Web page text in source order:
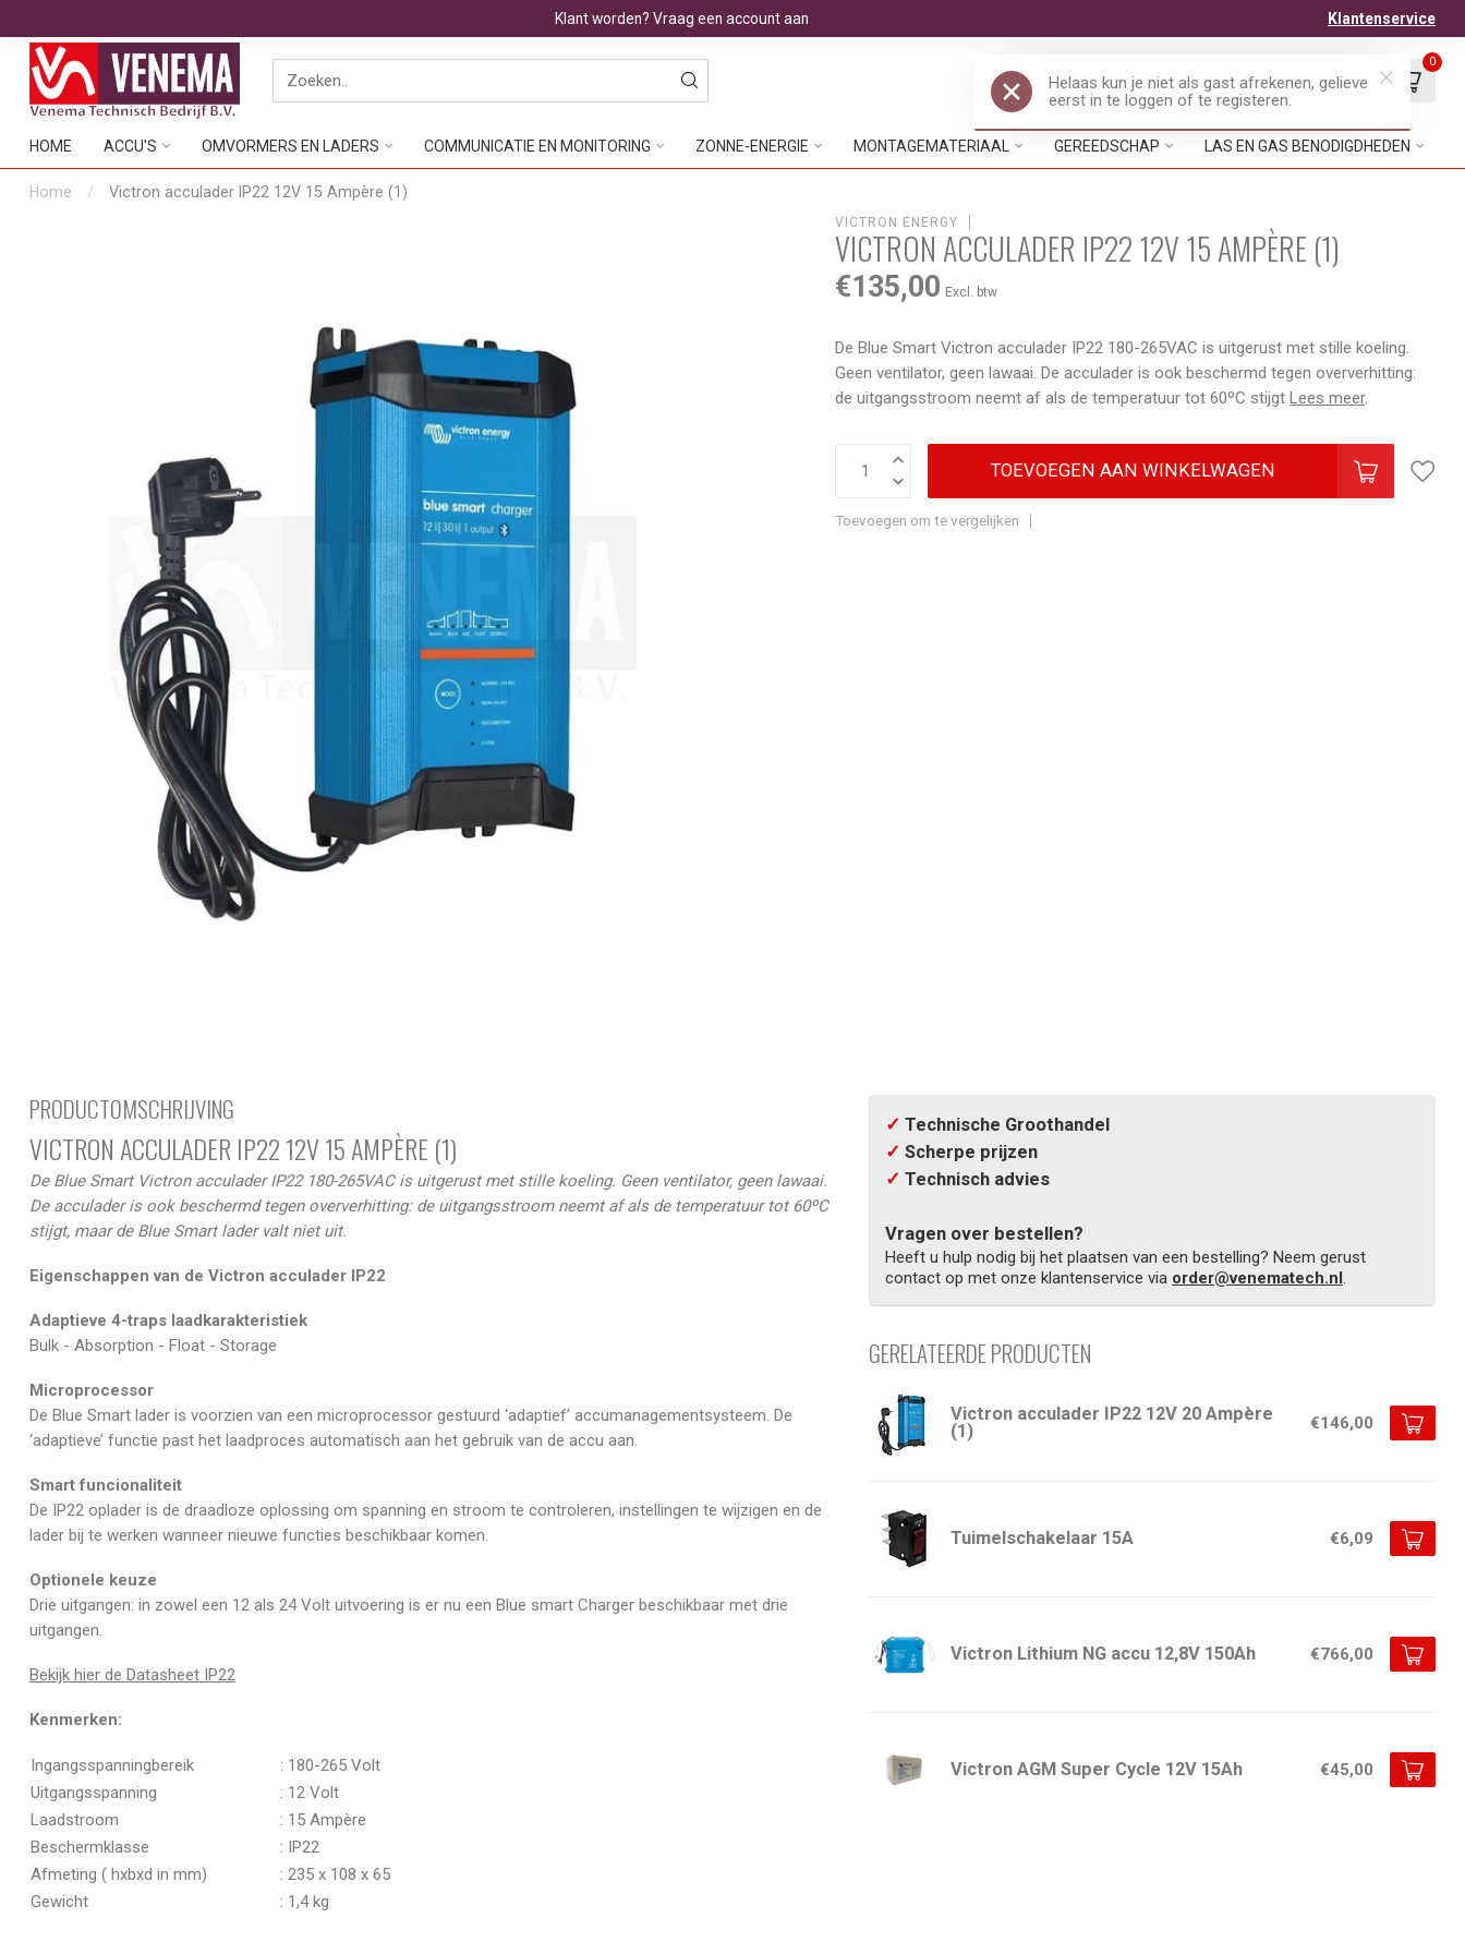
Klant worden? Vraag een account aan Klantenservice
EUR Mijn account Verlanglijst
0
HOME ACCU'S OMVORMERS EN LADERS COMMUNICATIE EN MONITORING ZONNE-ENERGIE MONTAGEMATERIAAL GEREEDSCHAP LAS EN GAS BENODIGDHEDEN
Home / Victron acculader IP22 12V 15 Ampère (1)
VICTRON ENERGY
VICTRON ACCULADER IP22 12V 15 AMPÈRE (1)
€135,00 Excl. btw
De Blue Smart Victron acculader IP22 180-265VAC is uitgerust met stille koeling.
Geen ventilator, geen lawaai. De acculader is ook beschermd tegen oververhitting:
de uitgangsstroom neemt af als de temperatuur tot 60ºC stijgtLees meer.
TOEVOEGEN AAN WINKELWAGEN
Toevoegen om te vergelijken
PRODUCTOMSCHRIJVING
VICTRON ACCULADER IP22 12V 15 AMPÈRE (1)
De Blue Smart Victron acculader IP22 180-265VAC is uitgerust met stille koeling. Geen ventilator, geen lawaai.
De acculader is ook beschermd tegen oververhitting: de uitgangsstroom neemt af als de temperatuur tot 60ºC
stijgt, maar de Blue Smart lader valt niet uit.
Eigenschappen van de Victron acculader IP22
Adaptieve 4-traps laadkarakteristiek
Bulk - Absorption - Float - Storage
Microprocessor
De Blue Smart lader is voorzien van een microprocessor gestuurd ‘adaptief’ accumanagementsysteem. De
‘adaptieve’ functie past het laadproces automatisch aan het gebruik van de accu aan.
Smart funcionaliteit
De IP22 oplader is de draadloze oplossing om spanning en stroom te controleren, instellingen te wijzigen en de
lader bij te werken wanneer nieuwe functies beschikbaar komen.
Optionele keuze
Drie uitgangen: in zowel een 12 als 24 Volt uitvoering is er nu een Blue smart Charger beschikbaar met drie
uitgangen.
Bekijk hier de Datasheet IP22
Kenmerken:
Ingangsspanningbereik
: 180-265 Volt
Uitgangsspanning
: 12 Volt
Laadstroom
: 15 Ampère
Beschermklasse
: IP22
Afmeting ( hxbxd in mm)
: 235 x 108 x 65
Gewicht
: 1,4 kg
✓ Technische Groothandel
✓ Scherpe prijzen
✓ Technisch advies
Vragen over bestellen?
Heeft u hulp nodig bij het plaatsen van een bestelling? Neem gerust
contact op met onze klantenservice via order@venematech.nl.
GERELATEERDE PRODUCTEN
Victron acculader IP22 12V 20 Ampère
(1)
€146,00
Tuimelschakelaar 15A €6,09
Victron Lithium NG accu 12,8V 150Ah €766,00
Victron AGM Super Cycle 12V 15Ah €45,00